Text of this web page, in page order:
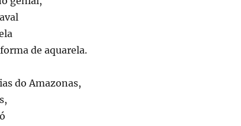
de aquarela.
do Amazonas,